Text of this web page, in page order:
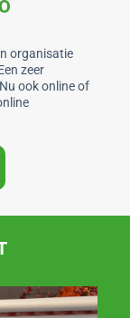
organisatie
zeer
ook online of